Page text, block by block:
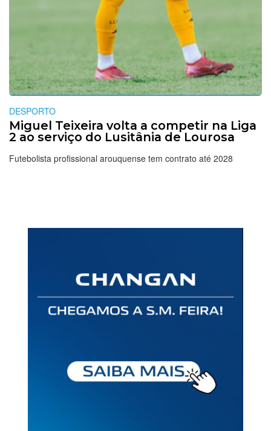
DESPORTO
Miguel Teixeira volta a competir na Liga
2 ao serviço do Lusitânia de Lourosa
Futebolista profissional arouquense tem contrato até 2028